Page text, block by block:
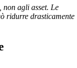
non agli asset. Le
ridurre drasticamente